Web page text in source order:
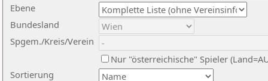
Ebene
Sortierung
Bundesland
Spgem./Kreis/Verein
Nur "österreichische" Spieler